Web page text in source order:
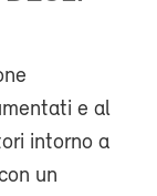
e al
intorno a
un